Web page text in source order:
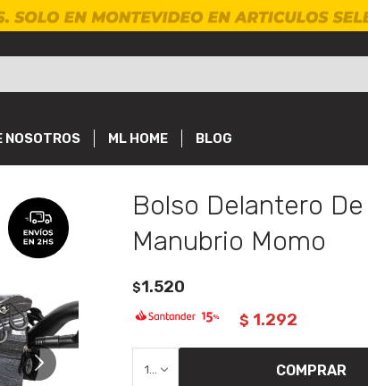
NOSOTROS ML HOME BLOG
Bolso Delantero De
Manubrio Momo
$1.520
$ 1.292
COMPRAR